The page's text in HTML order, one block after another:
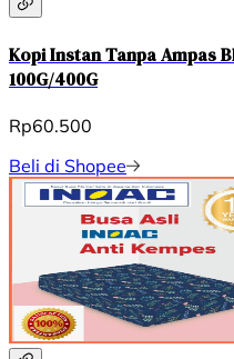
Kopi Instan Tanpa Ampas
100G/400G
Rp60.500
Beli di Shopee